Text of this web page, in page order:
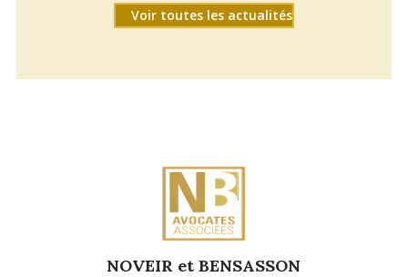
Voir toutes les actualités
NOVEIR et BENSASSON